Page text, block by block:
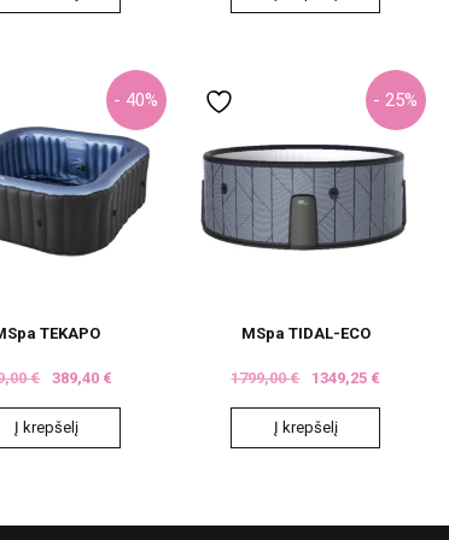
- 40%
TEKAPO
€ 389,40 €
Į krepšelį
- 25%
MSpa TIDAL-ECO
1799,00€ 1349,25 €
Į krepšelį